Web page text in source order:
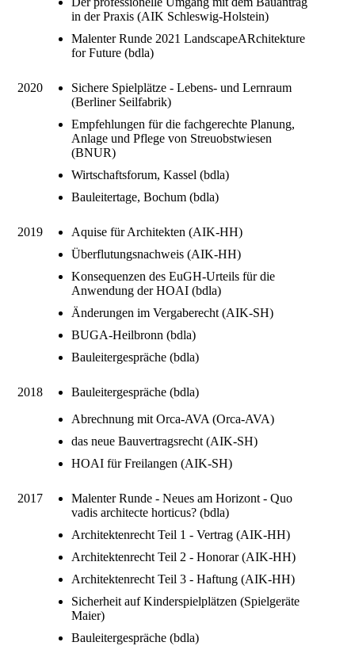
in der Praxis (AIK Schleswig-Holstein)
Malenter Runde 2021 LandscapeARchitekture
for Future (bdla)
2020
Sichere Spielplätze - Lebens- und Lernraum
(Berliner Seilfabrik)
Empfehlungen für die fachgerechte Planung,
Anlage und Pflege von Streuobstwiesen
(BNUR)
Wirtschaftsforum, Kassel (bdla)
Bauleitertage, Bochum (bdla)
2019
Aquise für Architekten (AIK-HH)
Überflutungsnachweis (AIK-HH)
Konsequenzen des EuGH-Urteils für die
Anwendung der HOAI (bdla)
Änderungen im Vergaberecht (AIK-SH)
BUGA-Heilbronn (bdla)
Bauleitergespräche (bdla)
2018
Bauleitergespräche (bdla)
Abrechnung mit Orca-AVA (Orca-AVA)
das neue Bauvertragsrecht (AIK-SH)
HOAI für Freilangen (AIK-SH)
2017
Malenter Runde - Neues am Horizont - Quo
vadis architecte horticus? (bdla)
Architektenrecht Teil 1 - Vertrag (AIK-HH)
Architektenrecht Teil 2 - Honorar (AIK-HH)
Architektenrecht Teil 3 - Haftung (AIK-HH)
Sicherheit auf Kinderspielplätzen (Spielgeräte
Maier)
Bauleitergespräche (bdla)